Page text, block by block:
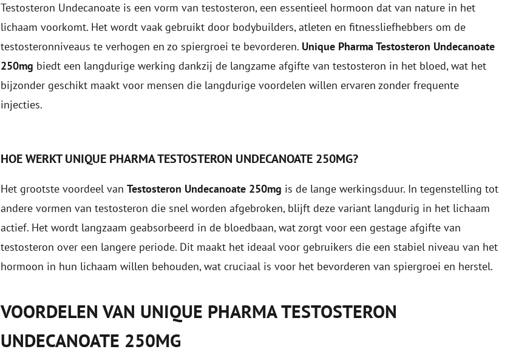
Testosteron Undecanoate is een vorm van testosteron, een essentieel hormoon dat van nature in het
lichaam voorkomt. Het wordt vaak gebruikt door bodybuilders, atleten en fitnessliefhebbers om de
testosteronniveaus te verhogen en zo spiergroei te bevorderen. Unique Pharma Testosteron Undecanoate
250mg biedt een langdurige werking dankzij de langzame afgifte van testosteron in het bloed, wat het
bijzonder geschikt maakt voor mensen die langdurige voordelen willen ervaren zonder frequente
injecties.
HOE WERKT UNIQUE PHARMA TESTOSTERON UNDECANOATE 250MG?
Het grootste voordeel van Testosteron Undecanoate 250mg is de lange werkingsduur. In tegenstelling tot
andere vormen van testosteron die snel worden afgebroken, blijft deze variant langdurig in het lichaam
actief. Het wordt langzaam geabsorbeerd in de bloedbaan, wat zorgt voor een gestage afgifte van
testosteron over een langere periode. Dit maakt het ideaal voor gebruikers die een stabiel niveau van het
hormoon in hun lichaam willen behouden, wat cruciaal is voor het bevorderen van spiergroei en herstel.
VOORDELEN VAN UNIQUE PHARMA TESTOSTERON
UNDECANOATE 250MG